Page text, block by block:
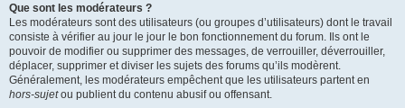
Que sont les modérateurs ?
Les modérateurs sont des utilisateurs (ou groupes d’utilisateurs) dont le travail
consiste à vérifier au jour le jour le bon fonctionnement du forum. Ils ont le
pouvoir de modifier ou supprimer des messages, de verrouiller, déverrouiller,
déplacer, supprimer et diviser les sujets des forums qu’ils modèrent.
Généralement, les modérateurs empêchent que les utilisateurs partent en
hors-sujetou publient du contenu abusif ou offensant.